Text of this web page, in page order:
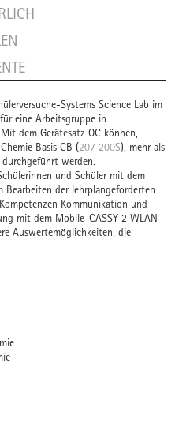
Systems Science Lab im
eine Arbeitsgruppe in
dem Gerätesatz OC können,
Basis CB (207 200S), mehr als
werden.
und Schüler mit dem
Bearbeiten der lehrplangeforderten
Kommunikation und
mit dem Mobile-CASSY 2 WLAN
Auswertemöglichkeiten, die